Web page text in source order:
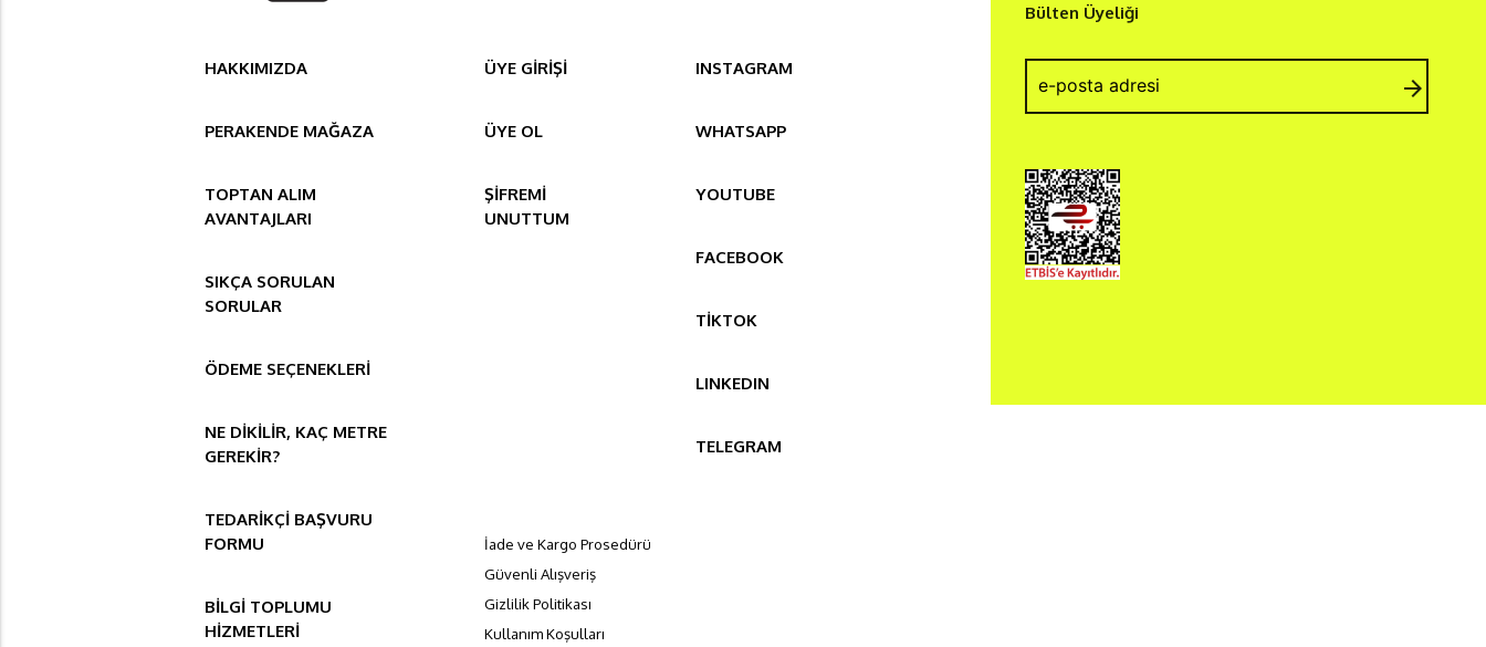
HAKKIMIZDA
PERAKENDE MAĞAZA
TOPTAN ALIM
AVANTAJLARI
SIKÇA SORULAN
SORULAR
ÖDEME SEÇENEKLERİ
NE DİKİLİR, KAÇ METRE
GEREKİR?
TEDARİKÇİ BAŞVURU
FORMU
BİLGİ TOPLUMU
HİZMETLERİ
ÜYE GİRİŞİ
ÜYE OL
ŞİFREMİ
UNUTTUM
INSTAGRAM
WHATSAPP
YOUTUBE
FACEBOOK
TİKTOK
LINKEDIN
TELEGRAM
İade ve Kargo Prosedürü
Güvenli Alışveriş
Gizlilik Politikası
Kullanım Koşulları
Bülten Üyeliği
arrow_forward